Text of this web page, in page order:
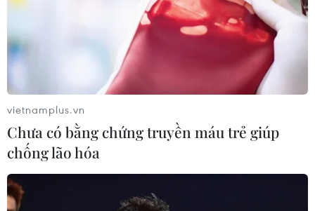
NAPAS, BIDV và Weixin Pay mở rộng
thanh toán QR Việt Nam-Trung
Quốc
06/08/2026 07:34
Làn sóng tấn công mạng nhằm vào
các quỹ đầu cơ lớn của Mỹ
06/08/2026 06:47
vietnamplus.vn
Chưa có bằng chứng truyền máu trẻ giúp
chống lão hóa